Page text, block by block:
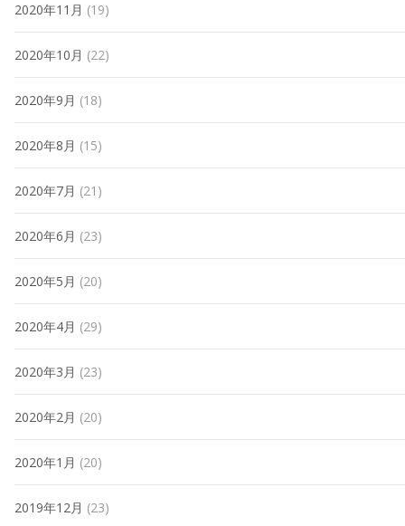
2020年11月 (19)
2020年10月 (22)
2020年9月 (18)
2020年8月 (15)
2020年7月 (21)
2020年6月 (23)
2020年5月 (20)
2020年4月 (29)
2020年3月 (23)
2020年2月 (20)
2020年1月 (20)
2019年12月 (23)